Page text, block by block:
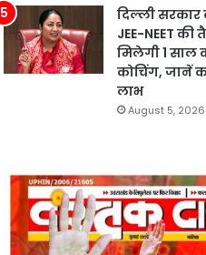
दिल्ली सरकार
JEE-NEET की
मिलेगी 1 साल
कोचिंग, जानें
लाभ
August 5, 2026